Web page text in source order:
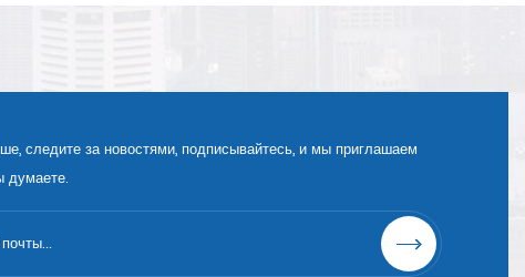
следите за новостями, подписывайтесь, и мы приглашаем
думаете.